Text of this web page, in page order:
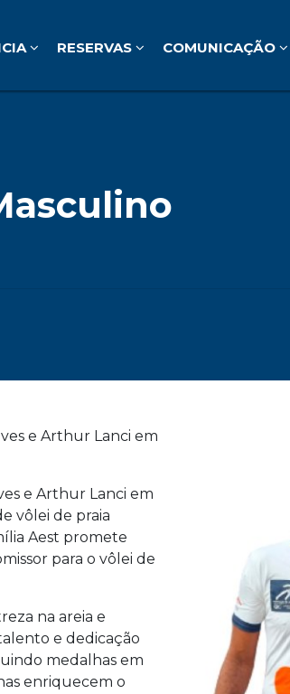
RESERVAS COMUNICAÇÃO
e Arthur Lanci em
e Arthur Lanci em
vôlei de praia
Aest promete
para o vôlei de
na areia e
e dedicação
medalhas em
enriquecem o